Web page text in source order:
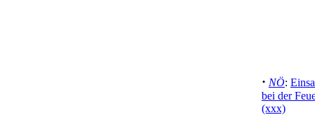
· NÖ:
bei der
(xxx)